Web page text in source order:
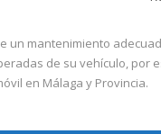
un mantenimiento
de su vehículo, por
en Málaga y Provincia.